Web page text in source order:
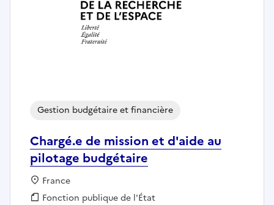
Chargé.e de mission et d'aide au
pilotage budgétaire
Gestion budgétaire et financière
Localisation :
France
Fonction publique :
Fonction publique de l'État